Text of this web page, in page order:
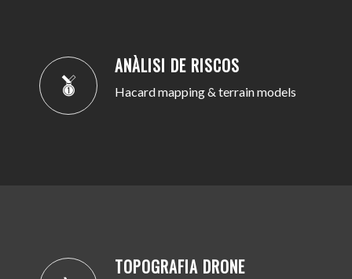
ANÀLISI DE RISCOS
Hacard mapping & terrain models
TOPOGRAFIA DRONE